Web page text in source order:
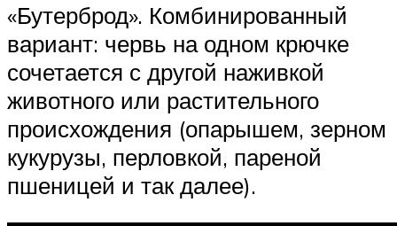
«Бутерброд». Комбинированный
вариант: червь на одном крючке
сочетается с другой наживкой
животного или растительного
происхождения (опарышем, зерном
кукурузы, перловкой, пареной
пшеницей и так далее).